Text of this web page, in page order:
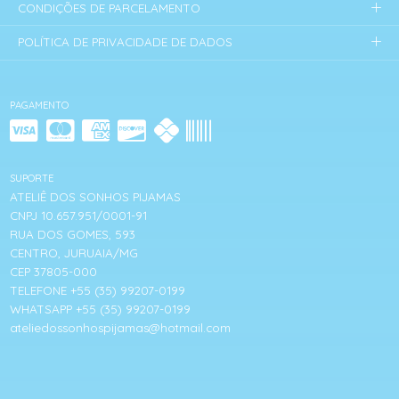
PAGAMENTO
SUPORTE
ATELIÊ DOS SONHOS PIJAMAS
CNPJ 10.657.951/0001-91
RUA DOS GOMES, 593
CENTRO, JURUAIA/MG
CEP 37805-000
TELEFONE +55 (35) 99207-0199
WHATSAPP +55 (35) 99207-0199
ateliedossonhospijamas@hotmail.com
CONDIÇÕES DE PARCELAMENTO
POLÍTICA DE PRIVACIDADE DE DADOS